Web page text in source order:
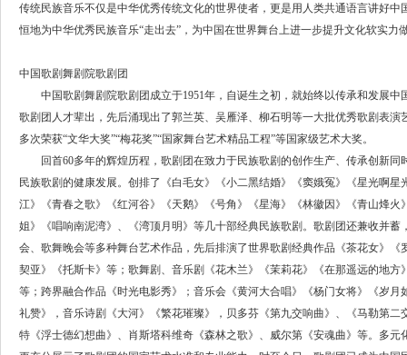
传统民族音乐不仅是中华优秀传统文化的世界使者，更是用人类共通语言讲好
恒地为中华优秀民族音乐“走出去”，为中国在世界舞台上进一步提升文化软实力
中国歌剧舞剧院歌剧团
中国歌剧舞剧院歌剧团成立于1951年，自诞生之初，就始终以传承和发展中
歌剧团人才辈出，先后涌现出了郭兰英、吴雁泽、柳石明等一大批优秀歌剧表
多次荣获“文华大奖”“梅花奖”“国家舞台艺术精品工程”等国家级艺术大奖。
回首60多年的辉煌历程，歌剧团在致力于民族歌剧的创作生产、传承创新同
民族歌剧的健康发展。创排了《白毛女》《小二黑结婚》《窦娥冤》《星光啊
江》《青春之歌》《红河谷》《天鹅》《号角》《星海》《林徽因》《青山烽
姐》《唱响南泥湾》、《湾顶月明》等几十部经典民族歌剧。歌剧团还兼收并
会、歌舞晚会等多种舞台艺术作品，先后排演了世界歌剧经典作品《茶花女》
契亚》《托斯卡》等；歌舞剧、音乐剧《花木兰》《茉莉花》《在那遥远的地
等；跨界融合作品《时光电影秀》；音乐会《黄河大合唱》《杨门女将》《岁
礼赞》，音乐诗剧《大河》《繁花璀璨》，贝多芬《第九交响曲》、《马勒第
特《浮士德幻想曲》、肖斯塔科维奇《森林之歌》、威尔第《安魂曲》等。多